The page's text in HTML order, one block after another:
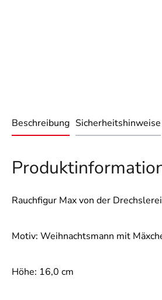
Beschreibung Sicherheitshinweise
Rauchfigur Max von der
Motiv: Weihnachtsmann mit
Höhe: 16,0 cm